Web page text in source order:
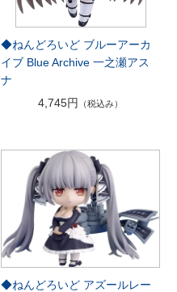
◆ねんどろいど ブルーアーカ
イブ Blue Archive 一之瀬アス
ナ
4,745円
（税込み）
◆ねんどろいど アズールレー